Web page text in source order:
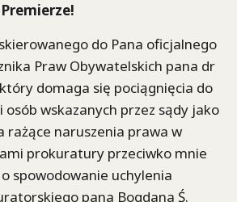
do Pana oficjalnego
Praw Obywatelskich pana dr
domaga się pociągnięcia do
osób wskazanych przez sądy jako
rażące naruszenia prawa w
prokuratury przeciwko mnie
spowodowanie uchylenia
pana Bogdana Ś.